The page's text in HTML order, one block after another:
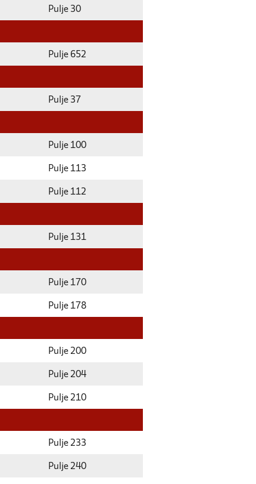
Pulje 30
Pulje 652
Pulje 37
Pulje 100
Pulje 113
Pulje 112
Pulje 131
Pulje 170
Pulje 178
Pulje 200
Pulje 204
Pulje 210
Pulje 233
Pulje 240